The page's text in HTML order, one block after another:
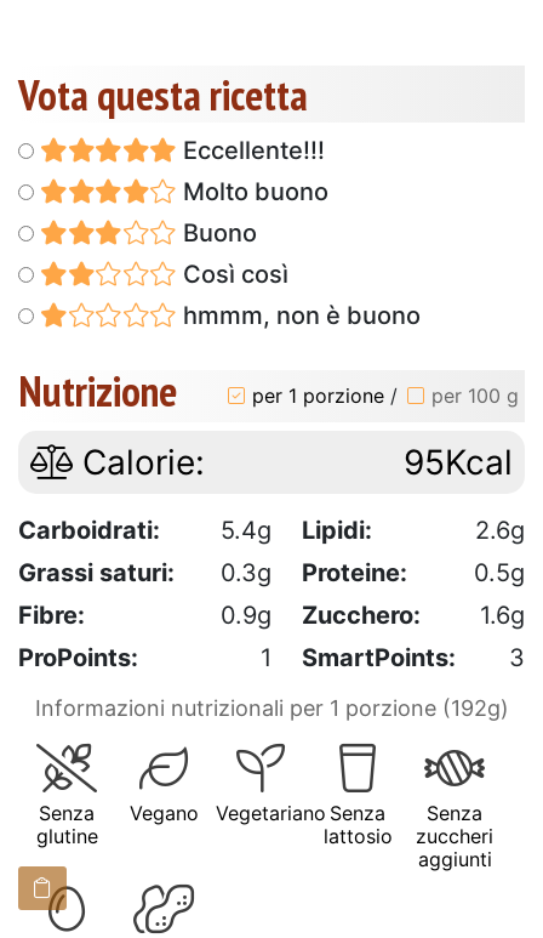
Vota questa ricetta
Eccellente!!!
Molto buono
Buono
Così così
hmmm, non è buono
Nutrizione per 1 porzione / per 100 g
Calorie: 95Kcal
Carboidrati: 5.4g Lipidi:
2.6g
Grassi saturi:
0.3g Proteine:
0.5g
Fibre:
0.9g Zucchero:
1.6g
ProPoints:
1 SmartPoints: 3
Informazioni nutrizionali per 1 porzione (192g)
Senza
glutine
Vegano Vegetariano Senza
lattosio
Senza
zuccheri
aggiunti